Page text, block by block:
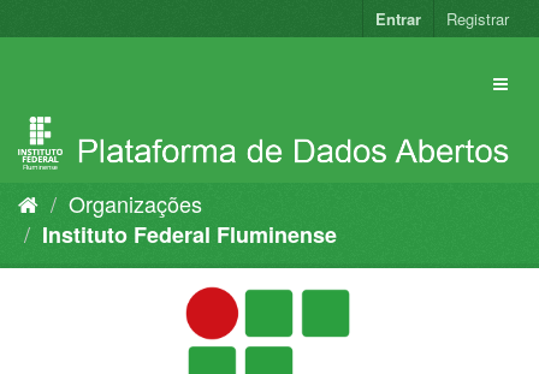
para
Entrar Registrar
Organizações
Instituto Federal Fluminense